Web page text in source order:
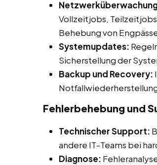
Vollzeitjobs,
Behebung von
Systemupdates:
Sicherstellung der
Backup und Recovery:
Fehlerbehebung und
Technischer Support:
andere IT-Teams bei
Diagnose: